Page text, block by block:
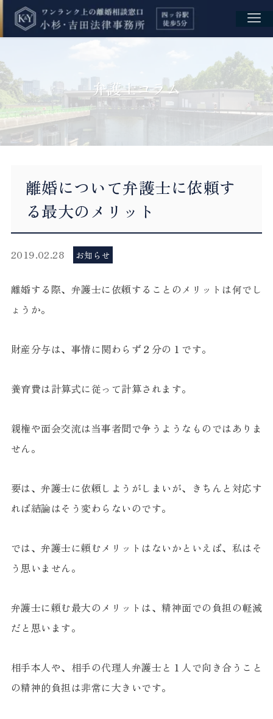
弁護士コラム
離婚について弁護士に依頼す
る最大のメリット
2019.02.28 お知らせ
離婚する際、弁護士に依頼することのメリットは何でし
ょうか。
財産分与は、事情に関わらず２分の１です。
養育費は計算式に従って計算されます。
親権や面会交流は当事者間で争うようなものではありま
せん。
要は、弁護士に依頼しようがしまいが、きちんと対応す
れば結論はそう変わらないのです。
では、弁護士に頼むメリットはないかといえば、私はそ
う思いません。
弁護士に頼む最大のメリットは、精神面での負担の軽減
だと思います。
相手本人や、相手の代理人弁護士と１人で向き合うこと
の精神的負担は非常に大きいです。